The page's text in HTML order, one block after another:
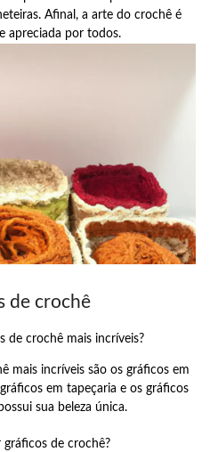
Afinal, a arte do crochê é
apreciada por todos.
de crochê
de crochê mais incríveis?
mais incríveis são os gráficos em
em tapeçaria e os gráficos
sua beleza única.
de crochê?